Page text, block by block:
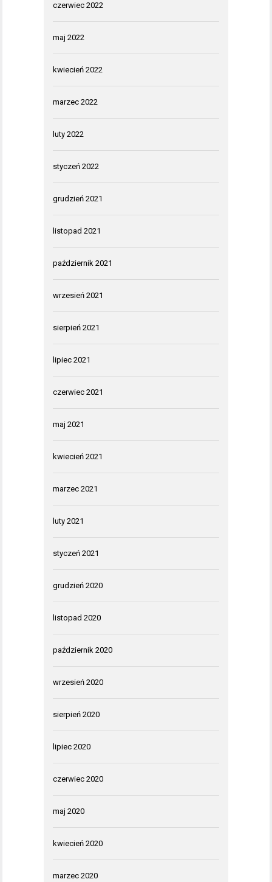
czerwiec 2022
maj 2022
kwiecień 2022
marzec 2022
luty 2022
styczeń 2022
grudzień 2021
listopad 2021
październik 2021
wrzesień 2021
sierpień 2021
lipiec 2021
czerwiec 2021
maj 2021
kwiecień 2021
marzec 2021
luty 2021
styczeń 2021
grudzień 2020
listopad 2020
październik 2020
wrzesień 2020
sierpień 2020
lipiec 2020
czerwiec 2020
maj 2020
kwiecień 2020
marzec 2020